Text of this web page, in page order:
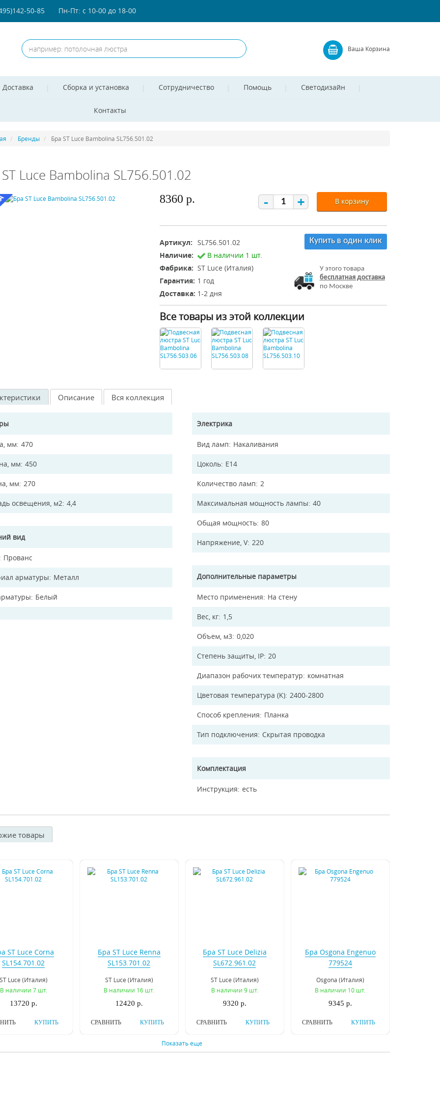
50-85 Пн-Пт: с 10-00 до 18-00
Ваша Корзина
Доставка Сборка и установка Сотрудничество Помощь Светодизайн
Контакты
Бренды Бра ST Luce Bambolina SL756.501.02
Luce Bambolina SL756.501.02
8360 р. - + В корзину
Артикул: SL756.501.02
Наличие:
В наличии 1 шт.
Фабрика: ST Luce (Италия)
Гарантия: 1 год
Доставка: 1-2 дня
Купить в один клик
У этого товара
бесплатная доставка
по Москве
Все товары из этой коллекции
Описание Вся коллекция
мм 470
мм 450
мм 270
освещения, м2 4,4
вид
Прованс
арматуры Металл
Белый
Электрика
Вид ламп Накаливания
Цоколь E14
Количество ламп 2
Максимальная мощность лампы 40
Общая мощность 80
Напряжение, V 220
Дополнительные параметры
Место применения На стену
Вес, кг 1,5
Объем, м3 0,020
Степень защиты, IP 20
Диапазон рабочих температур комнатная
Цветовая температура (K) 2400-2800
Способ крепления Планка
Тип подключения Скрытая проводка
Комплектация
Инструкция есть
товары
ST Luce Corna
SL154.701.02
Luce (Италия)
В наличии 7 шт.
13720 р.
КУПИТЬ
Бра ST Luce Renna
SL153.701.02
ST Luce (Италия)
В наличии 16 шт.
12420 р.
КУПИТЬ
СРАВНИТЬ
Бра ST Luce Delizia
SL672.961.02
ST Luce (Италия)
В наличии 9 шт.
9320 р.
КУПИТЬ
СРАВНИТЬ
Бра Osgona Engenuo
779524
Osgona (Италия)
В наличии 10 шт.
9345 р.
КУПИТЬ
СРАВНИТЬ
Показать еще